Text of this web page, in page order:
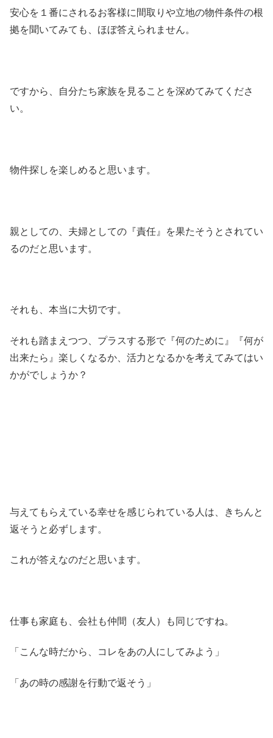
安心を１番にされるお客様に間取りや立地の物件条件の根
拠を聞いてみても、ほぼ答えられません。
ですから、自分たち家族を見ることを深めてみてくださ
い。
物件探しを楽しめると思います。
親としての、夫婦としての『責任』を果たそうとされてい
るのだと思います。
それも、本当に大切です。
それも踏まえつつ、プラスする形で『何のために』『何が
出来たら』楽しくなるか、活力となるかを考えてみてはい
かがでしょうか？
与えてもらえている幸せを感じられている人は、きちんと
返そうと必ずします。
これが答えなのだと思います。
仕事も家庭も、会社も仲間（友人）も同じですね。
「こんな時だから、コレをあの人にしてみよう」
「あの時の感謝を行動で返そう」